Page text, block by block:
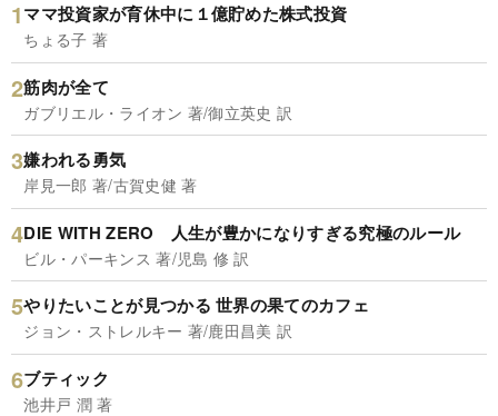
ママ投資家が育休中に１億貯めた株式投資
ちょる子 著
筋肉が全て
ガブリエル・ライオン 著/御立英史 訳
嫌われる勇気
岸見一郎 著/古賀史健 著
DIE WITH ZERO 人生が豊かになりすぎる究極のルール
ビル・パーキンス 著/児島 修 訳
やりたいことが見つかる 世界の果てのカフェ
ジョン・ストレルキー 著/鹿田昌美 訳
ブティック
池井戸 潤 著